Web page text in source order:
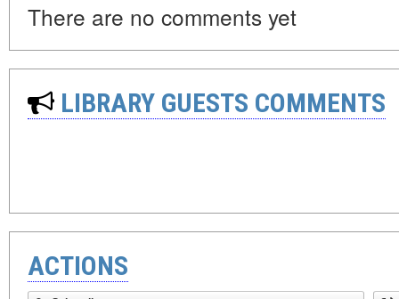
There are no comments yet
LIBRARY GUESTS COMMENTS
ACTIONS